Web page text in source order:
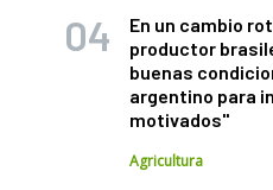
En un cambio
productor
buenas
argentino para
motivados"
Agricultura